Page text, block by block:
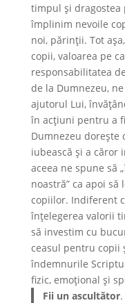
timpul şi dragostea
împlinim nevoile
noi, părinții. Tot
copii, valoarea pe
responsabilitatea
de la Dumnezeu,
ajutorul Lui,
în acțiuni pentru a
Dumnezeu dorește
iubească și a căror
aceea ne spune să
noastră” ca apoi
copiilor. Indiferent
înțelegerea valorii
să investim cu
ceasul pentru copii
îndemnurile
fizic, emoțional și
Fii un ascultător